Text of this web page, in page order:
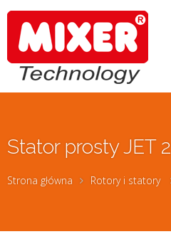
Stator prosty JET 2
Strona główna Rotory i statory